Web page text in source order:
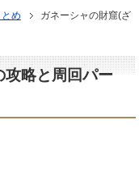
め
ガネーシャの財窟(ざ
攻略と周回パー